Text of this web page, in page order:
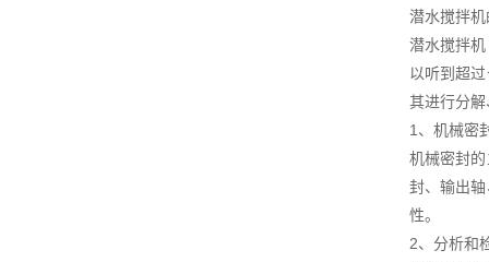
潜水搅拌
潜水搅拌
以听到超
其进行分
1、机械密
机械密封
封、输出
性。
2、分析和